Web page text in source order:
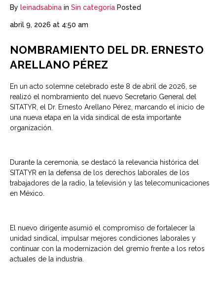
By leinadsabina in Sin categoría Posted
abril 9, 2026 at 4:50 am
NOMBRAMIENTO DEL DR. ERNESTO
ARELLANO PÉREZ
En un acto solemne celebrado este 8 de abril de 2026, se
realizó el nombramiento del nuevo Secretario General del
SITATYR, el Dr. Ernesto Arellano Pérez, marcando el inicio de
una nueva etapa en la vida sindical de esta importante
organización.
Durante la ceremonia, se destacó la relevancia histórica del
SITATYR en la defensa de los derechos laborales de los
trabajadores de la radio, la televisión y las telecomunicaciones
en México.
El nuevo dirigente asumió el compromiso de fortalecer la
unidad sindical, impulsar mejores condiciones laborales y
continuar con la modernización del gremio frente a los retos
actuales de la industria.